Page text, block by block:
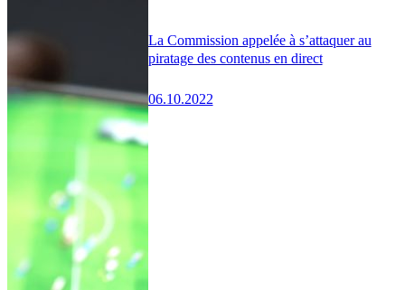
La Commission appelée à s’attaquer au
piratage des contenus en direct
06.10.2022